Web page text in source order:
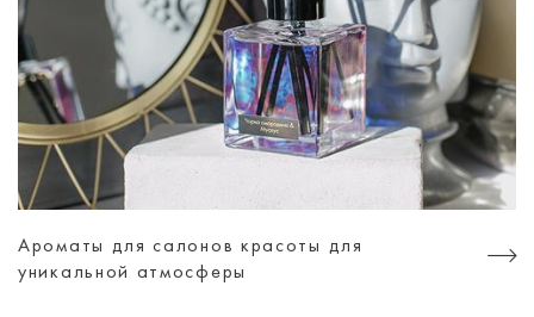
Ароматы для салонов красоты для
уникальной атмосферы